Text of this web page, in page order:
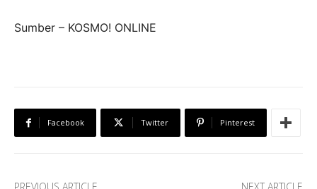
Sumber – KOSMO! ONLINE
Facebook Twitter Pinterest